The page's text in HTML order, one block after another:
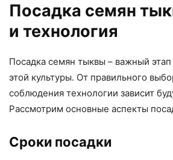
Посадка семян
и технология
Посадка семян тыквы – важный
этой культуры. От правильного
соблюдения технологии зависит
Рассмотрим основные аспекты
Сроки посадки